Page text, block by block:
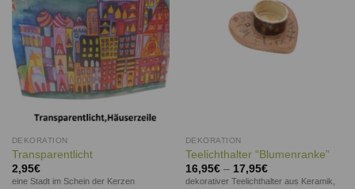
DEKORATION
Transparentlicht
2,95€
eine Stadt im Schein der Kerzen
DEKORATION
Teelichthalter “Blumenranke”
16,95€– 17,95€
dekorativer Teelichthalter aus Keramik,